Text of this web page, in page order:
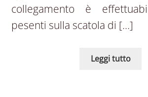
collegamento è
pesenti sulla scatola di […]
Leggi tutto